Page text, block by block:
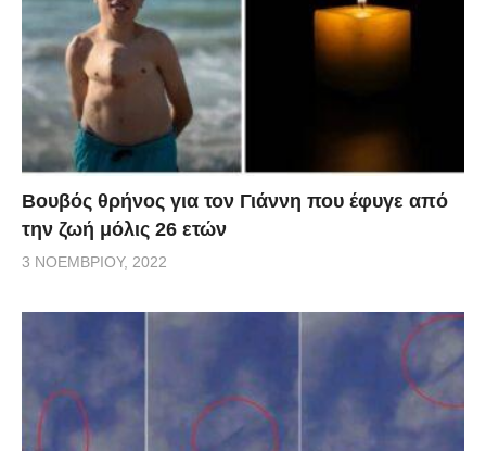
Βουβός θρήνος για τον Γιάννη που έφυγε από
την ζωή μόλις 26 ετών
3 ΝΟΕΜΒΡΊΟΥ, 2022